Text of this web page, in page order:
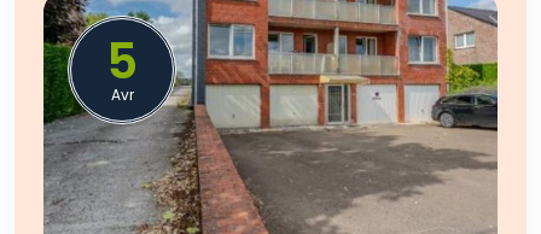
5
Avr